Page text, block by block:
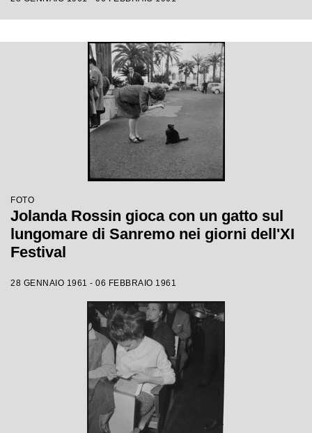
FOTO
Jolanda Rossin gioca con un gatto sul
lungomare di Sanremo nei giorni dell'XI
Festival
28 GENNAIO 1961 - 06 FEBBRAIO 1961